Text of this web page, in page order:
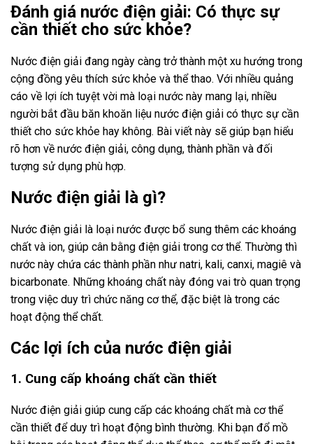
Đánh giá nước điện giải: Có thực sự
cần thiết cho sức khỏe?
Nước điện giải đang ngày càng trở thành một xu hướng trong
cộng đồng yêu thích sức khỏe và thể thao. Với nhiều quảng
cáo về lợi ích tuyệt vời mà loại nước này mang lại, nhiều
người bắt đầu băn khoăn liệu nước điện giải có thực sự cần
thiết cho sức khỏe hay không. Bài viết này sẽ giúp bạn hiểu
rõ hơn về nước điện giải, công dụng, thành phần và đối
tượng sử dụng phù hợp.
Nước điện giải là gì?
Nước điện giải là loại nước được bổ sung thêm các khoáng
chất và ion, giúp cân bằng điện giải trong cơ thể. Thường thì
nước này chứa các thành phần như natri, kali, canxi, magiê và
bicarbonate. Những khoáng chất này đóng vai trò quan trọng
trong việc duy trì chức năng cơ thể, đặc biệt là trong các
hoạt động thể chất.
Các lợi ích của nước điện giải
1. Cung cấp khoáng chất cần thiết
Nước điện giải giúp cung cấp các khoáng chất mà cơ thể
cần thiết để duy trì hoạt động bình thường. Khi bạn đổ mồ